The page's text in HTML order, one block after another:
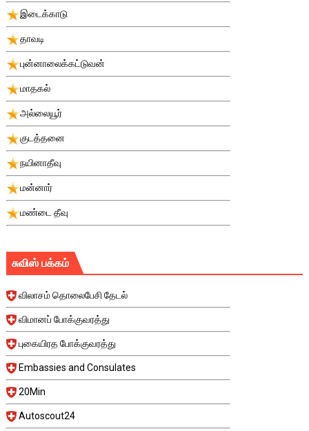
இடைக்காடு
தாவடி
புன்னாலைக்கட்டுவன்
மாதகல்
அல்லையூர்
குடத்தனை
நயினாதீவு
மன்னார்
மண்டை தீவு
சுவிஸ் பக்கம்
விலாசம் தொலைபேசி தேடல்
விமானப் போக்குவரத்து
புகையிரத போக்குவரத்து
Embassies and Consulates
20Min
Autoscout24